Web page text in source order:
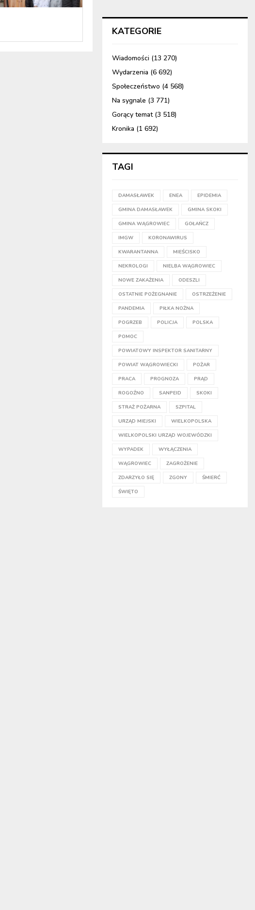
KATEGORIE
Wiadomości (13 270)
Wydarzenia (6 692)
Społeczeństwo (4 568)
Na sygnale (3 771)
Gorący temat(3 518)
Kronika (1 692)
TAGI
DAMASŁAWEK ENEA EPIDEMIA
GMINA DAMASŁAWEK GMINA SKOKI
GMINA WĄGROWIEC GOŁAŃCZ
IMGW KORONAWIRUS
KWARANTANNA MIEŚCISKO
NEKROLOGI NIELBA WĄGROWIEC
NOWE ZAKAŻENIA ODESZLI
OSTATNIE POŻEGNANIE OSTRZEŻENIE
PANDEMIA PIŁKA NOŻNA
POGRZEB POLICJA POLSKA
POMOC
POWIATOWY INSPEKTOR SANITARNY
POWIAT WĄGROWIECKI POŻAR
PRACA PROGNOZA PRĄD
ROGOŹNO SANPEID SKOKI
STRAŻ POŻARNA SZPITAL
URZĄD MIEJSKI WIELKOPOLSKA
WIELKOPOLSKI URZĄD WOJEWÓDZKI
WYPADEK WYŁĄCZENIA
WĄGROWIEC ZAGROŻENIE
ZDARZYŁO SIĘ ZGONY ŚMIERĆ
ŚWIĘTO